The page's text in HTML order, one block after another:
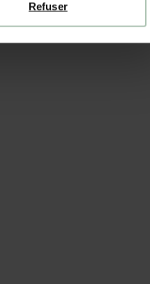
Refuser